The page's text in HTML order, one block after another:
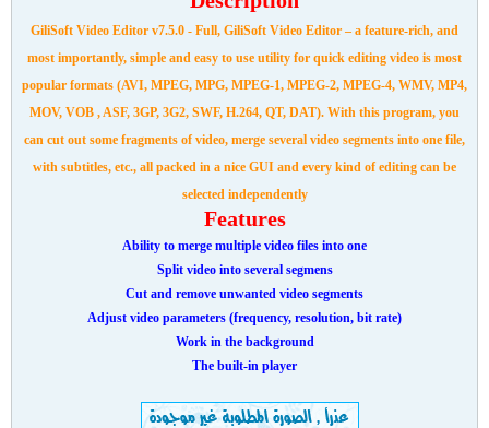
GiliSoft Video Editor v7.5.0 - Full, GiliSoft Video Editor – a feature-rich, and
most importantly, simple and easy to use utility for quick editing video is most
popular formats (AVI, MPEG, MPG, MPEG-1, MPEG-2, MPEG-4, WMV, MP4,
MOV, VOB , ASF, 3GP, 3G2, SWF, H.264, QT, DAT). With this program, you
can cut out some fragments of video, merge several video segments into one file,
with subtitles, etc., all packed in a nice GUI and every kind of editing can be
selected independently
Features
Ability to merge multiple video files into one
Split video into several segmens
Cut and remove unwanted video segments
Adjust video parameters (frequency, resolution, bit rate)
Work in the background
The built-in player